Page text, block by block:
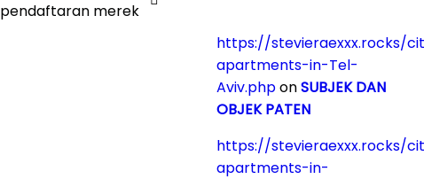
pendaftaran merek
https://stevieraexxx.rocks/
apartments-in-Tel-
Aviv.phponSUBJEK DAN
OBJEK PATEN
https://stevieraexxx.rocks/
apartments-in-